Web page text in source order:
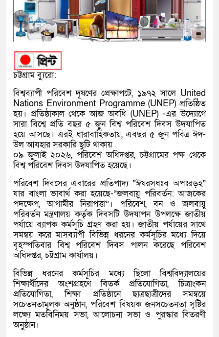
চট্টগ্রাম ব্যুরো:
বিশ্বব্যাপী পরিবেশ দূষণের প্রেক্ষাপটে, ১৯৭২ সালে United
Nations Environment Programme (UNEP) প্রতিষ্ঠিত
হয়। প্রতিষ্ঠাকাল থেকে আজ অবধি (UNEP) -এর উদ্যোগে
সারা বিশ্বে প্রতি বছর ৫ জুন বিশ্ব পরিবেশ দিবস উদযাপিত
হয়ে আসছে। এরই ধারাবাহিকতায়, এবছর ৫ জুন পবিত্র ঈদ-
উল আযহার সরকারি ছুটি থাকায়
০৯ জুলাই ২০২৬, পরিবেশ অধিদপ্তর, চট্টগ্রামের পক্ষ থেকে
বিশ্ব পরিবেশ দিবস উদযাপিত হয়েছে।
পরিবেশ দিবসের এবারের প্রতিপাদ্য “ঈষরসধঃব অপঃরড়হ”
যার বাংলা ভাবার্থ করা হয়েছে-“জলবায়ু পরিবর্তন: আজকের
পদক্ষেপ, আগামীর নিরাপত্তা”। পরিবেশ, বন ও জলবায়ু
পরিবর্তন মন্ত্রণালয় কর্তৃক দিবসটি উদযাপন উপলক্ষে জাতীয়
পর্যায়ে ব্যাপক কর্মসূচি গ্রহণ করা হয়। জাতীয় পর্যায়ের সাথে
সমন্বয় করে মাসব্যাপী বিভিন্ন ধরনের কর্মসূচির মধ্যে দিয়ে
বৃহস্পতিবার বিশ্ব পরিবেশ দিবস পালন করেছে পরিবেশ
অধিদপ্তর, চট্টগ্রাম কার্যালয়।
বিভিন্ন ধরনের কর্মসূচির মধ্যে ছিলো বিশ্ববিদ্যালয়ের
শিক্ষার্থীদের অংশগ্রহণে বিতর্ক প্রতিযোগিতা, চিত্রাংকন
প্রতিযোগিতা, শিক্ষা প্রতিষ্ঠানে ছাত্রছাত্রীদের সমন্বয়ে
সচেতনতামূলক অনুষ্ঠান, পরিবেশ বিষয়ক জনসচেতনতা সৃষ্টির
লক্ষ্যে মতবিনিময় সভা, আলোচনা সভা ও পুরস্কার বিতরণী
অনুষ্ঠান।